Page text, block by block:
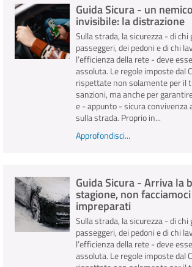
Guida Sicura - un
invisibile: la distrazione
Sulla strada, la sicurezza - di chi
passeggeri, dei pedoni e di chi
l’efficienza della rete - deve
assoluta. Le regole imposte dal
rispettate non solamente per il
sanzioni, ma anche per
e - appunto - sicura convivenza
sulla strada. Proprio in...
Approfondisci...
Guida Sicura - Arriva la
stagione, non
impreparati
Sulla strada, la sicurezza - di chi
passeggeri, dei pedoni e di chi
l’efficienza della rete - deve
assoluta. Le regole imposte dal